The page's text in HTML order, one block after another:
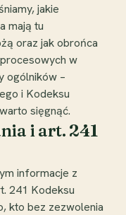
jakie
mają tu
oraz jak obrońca
w
ogólników –
i Kodeksu
sięgnąć.
i art. 241
informacje z
241 Kodeksu
kto bez zezwolenia